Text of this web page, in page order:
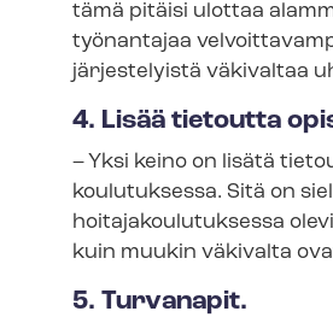
tämä pitäisi ulottaa
työnantajaa
järjestelyistä väkivaltaa
4. Lisää tietoutta
– Yksi keino on lisätä
kou­lu­tuk­ses­sa. Sitä on
hoi­ta­ja­kou­lu­tuk­ses­sa
kuin muukin väkivalta
5. Turvanapit.